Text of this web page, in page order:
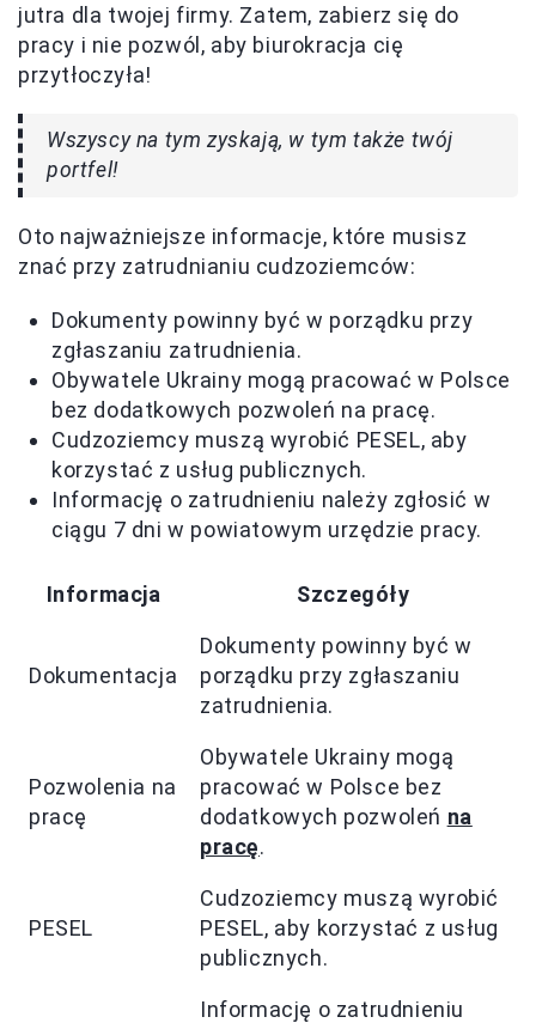
jutra dla twojej firmy. Zatem, zabierz się do
pracy i nie pozwól, aby biurokracja cię
przytłoczyła!
Wszyscy na tym zyskają, w tym także twój
portfel!
Oto najważniejsze informacje, które musisz
znać przy zatrudnianiu cudzoziemców:
Dokumenty powinny być w porządku przy
zgłaszaniu zatrudnienia.
Obywatele Ukrainy mogą pracować w Polsce
bez dodatkowych pozwoleń na pracę.
Cudzoziemcy muszą wyrobić PESEL, aby
korzystać z usług publicznych.
Informację o zatrudnieniu należy zgłosić w
ciągu 7 dni w powiatowym urzędzie pracy.
Informacja Szczegóły
Dokumentacja
Dokumenty powinny być w
porządku przy zgłaszaniu
zatrudnienia.
Pozwolenia na
pracę
Obywatele Ukrainy mogą
pracować w Polsce bez
dodatkowych pozwoleń na
pracę.
PESEL
Cudzoziemcy muszą wyrobić
PESEL, aby korzystać z usług
publicznych.
Informację o zatrudnieniu